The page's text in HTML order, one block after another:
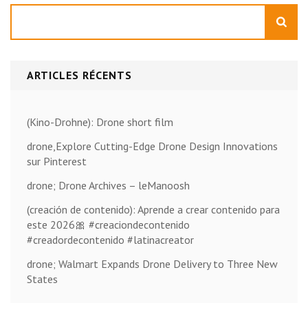
ARTICLES RÉCENTS
(Kino-Drohne): Drone short film
drone,Explore Cutting-Edge Drone Design Innovations
sur Pinterest
drone; Drone Archives – leManoosh
(creación de contenido): Aprende a crear contenido para
este 2026🎀 #creaciondecontenido
#creadordecontenido #latinacreator
drone; Walmart Expands Drone Delivery to Three New
States